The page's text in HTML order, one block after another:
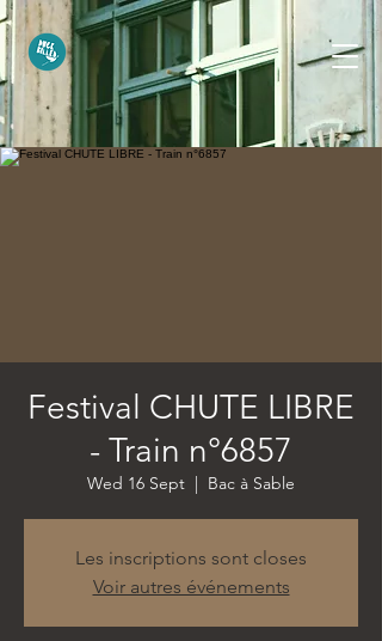
Festival CHUTE LIBRE
- Train n°6857
Wed 16 Sept
  |
Bac à Sable
Les inscriptions sont closes
Voir autres événements